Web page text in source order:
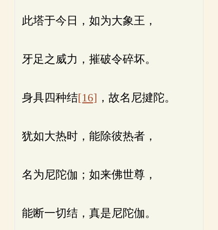
此塔于今日，如为大象王，
牙足之威力，摧破令碎坏。
身具四种结[16] ，故名尼揵陀。
犹如大热时，能除彼热者，
名为尼陀伽；如来佛世尊，
能断一切结，真是尼陀伽。